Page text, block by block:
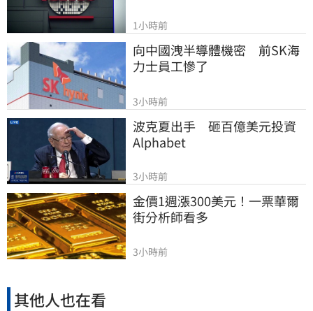
1小時前
向中國洩半導體機密　前SK海
力士員工慘了
3小時前
波克夏出手　砸百億美元投資
Alphabet
3小時前
金價1週漲300美元！一票華爾
街分析師看多
3小時前
其他人也在看